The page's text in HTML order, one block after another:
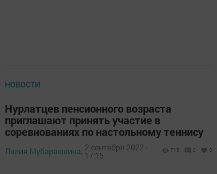
НОВОСТИ
Нурлатцев пенсионного возраста
приглашают принять участие в
соревнованиях по настольному теннису
Лилия Мубаракшина, 2 сентября 2022 -
17:15
715 0 0